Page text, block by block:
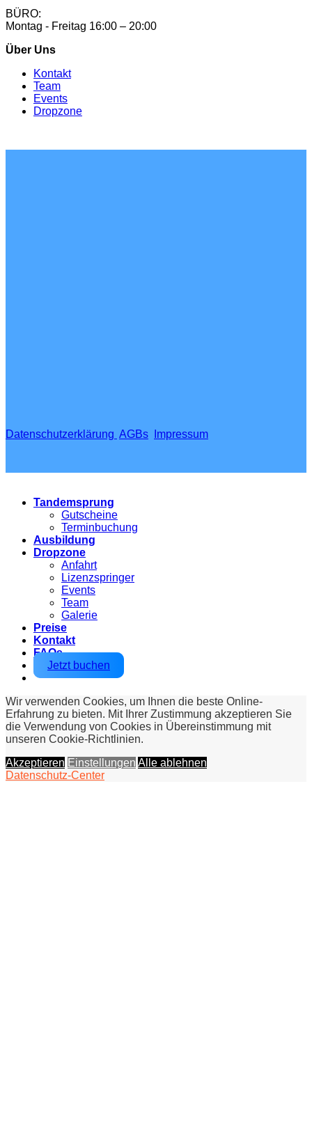
BÜRO:
Montag - Freitag 16:00 – 20:00
Über Uns
Kontakt
Team
Events
Dropzone
Datenschutzerklärung AGBs Impressum
Tandemsprung
Gutscheine
Terminbuchung
Ausbildung
Dropzone
Anfahrt
Lizenzspringer
Events
Team
Galerie
Preise
Kontakt
FAQs
Jetzt buchen
Wir verwenden Cookies, um Ihnen die beste Online-
Erfahrung zu bieten. Mit Ihrer Zustimmung akzeptieren Sie
die Verwendung von Cookies in Übereinstimmung mit
unseren Cookie-Richtlinien.
Akzeptieren Einstellungen Alle ablehnen
Datenschutz-Center